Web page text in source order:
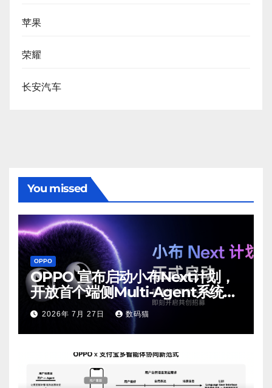
苹果
荣耀
长安汽车
You missed
OPPO
OPPO 宣布启动小布Next计划，
开放首个端侧Multi-Agent系统内
测2026年 7月 27日 数码猫